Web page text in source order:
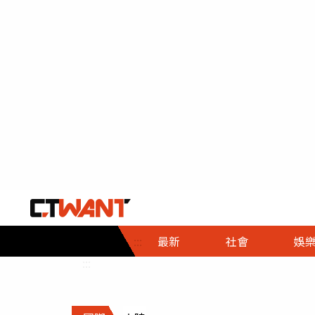
::: 最新 社會
社會首頁
時事
調查
娛樂
娛樂首頁
即時
財經首頁
熱線
政